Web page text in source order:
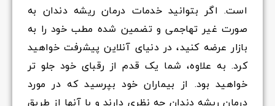
است. اگر بتوانید خدمات درمان ریشه دندان به
صورت غیر تهاجمی و تضمین شده مطب خود را به
بازار عرضه کنید، در دنیای آنلاین پیشرفت خواهید
کرد. به علاوه، شما یک قدم از رقبای خود جلو تر
خواهید بود. از بیماران خود بپرسید که در مورد
درمان ریشه دندان چه نظری دارند و با آنها از طریق